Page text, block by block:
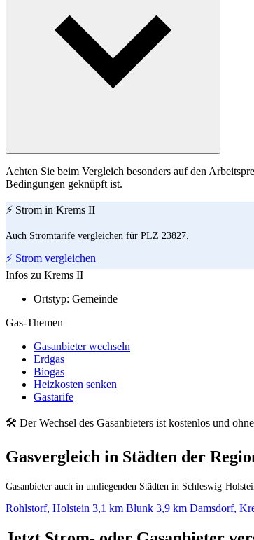
Achten Sie beim Vergleich besonders auf den
Bedingungen geknüpft ist.
⚡ Strom in Krems II
Auch Stromtarife vergleichen für PLZ 23827.
⚡ Strom vergleichen
Infos zu Krems II
Ortstyp: Gemeinde
Gas-Themen
Gasanbieter wechseln
Erdgas
Biogas
Heizkosten senken
Gastarife
🛠 Der Wechsel des Gasanbieters ist kostenlos und
Gasvergleich in Städten der
Gasanbieter auch in umliegenden Städten in Schleswig-
Rohlstorf, Holstein 3,1 km Blunk 3,9 km Damsdorf,